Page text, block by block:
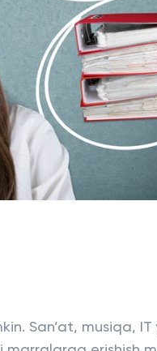
San’at, musiqa, IT